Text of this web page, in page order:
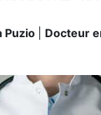
Puzio
Docteur